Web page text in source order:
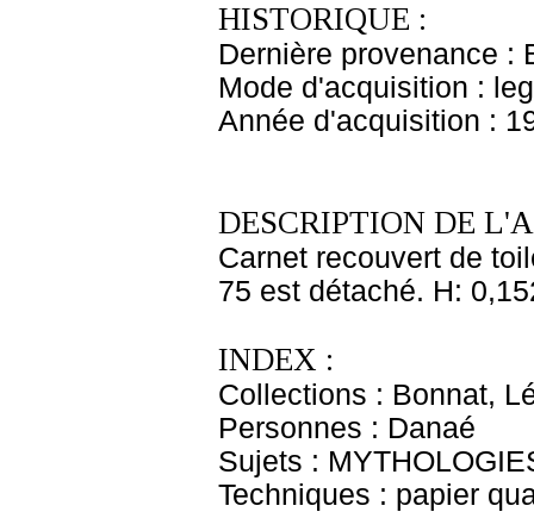
HISTORIQUE :
Dernière provenance :
Mode d'acquisition :
Année d'acquisition :
DESCRIPTION DE
Carnet recouvert de
75 est détaché. H:
INDEX :
Collections : Bonnat,
Personnes : Danaé
Sujets :
Techniques : papier